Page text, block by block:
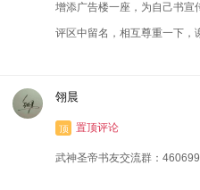
增添广告楼一座，为自己书宣
评区中留名，相互尊重一下，
翎晨
顶 置顶评论
武神圣帝书友交流群：